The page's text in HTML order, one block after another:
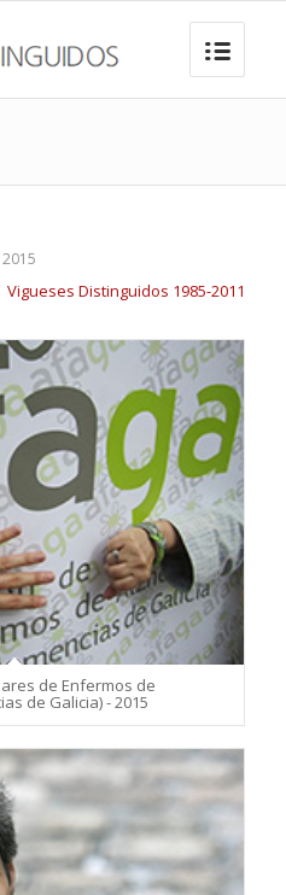
2015
Vigueses Distinguidos 1985-2011
de Enfermos de
de Galicia) - 2015